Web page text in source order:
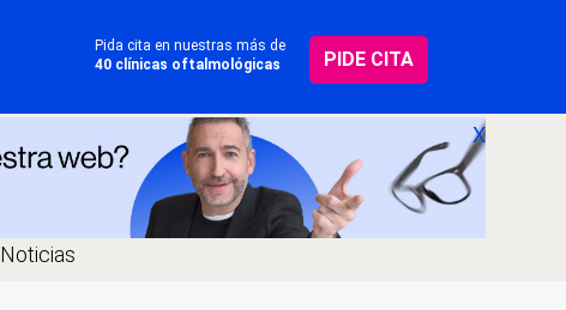
Pida cita en nuestras más de
40 clínicas oftalmológicas
PIDE CITA
X
Noticias